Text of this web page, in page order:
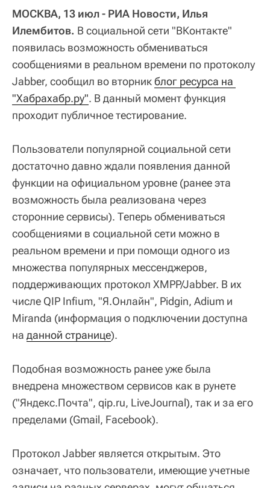
МОСКВА, 13 июл - РИА Новости, Илья
Илембитов. В социальной сети "ВКонтакте"
появилась возможность обмениваться
сообщениями в реальном времени по протоколу
Jabber, сообщил во вторникблог ресурса на
"Хабрахабр.ру". В данный момент функция
проходит публичное тестирование.
Пользователи популярной социальной сети
достаточно давно ждали появления данной
функции на официальном уровне (ранее эта
возможность была реализована через
сторонние сервисы). Теперь обмениваться
сообщениями в социальной сети можно в
реальном времени и при помощи одного из
множества популярных мессенджеров,
поддерживающих протокол XMPP/Jabber. В их
числе QIP Infium, "Я.Онлайн", Pidgin, Adium и
Miranda (информация о подключении доступна
на данной странице).
Подобная возможность ранее уже была
внедрена множеством сервисов как в рунете
("Яндекс.Почта", qip.ru, LiveJournal), так и за его
пределами (Gmail, Facebook).
Протокол Jabber является открытым. Это
означает, что пользователи, имеющие учетные